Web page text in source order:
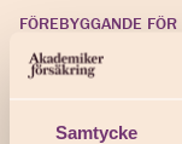
Samtycke
FÖREBYGGANDE
värk i kropp och
sjukförsäkring har